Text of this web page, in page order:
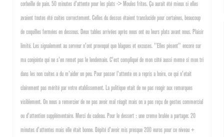
corbeille de pain. 50 minutes d'attente pour les plats -> Moules frites. Ça aurait été mieux si elles
avaient toutes été cuites correctement. Celles du dessus étaient translucide pour certaines, beaucoup
de coquilles fermées en dessous. Deux tables arrivées après nous ont eu leurs plats avant nous. Plaisir
limité. Les signalement au serveur n'ont provoqué que blagues et excuses. "Elles pèsent" encore sur
ma conjointe qui ne s'en remet pas le lendemain. C'est compliqué de mon côté aussi meme si mon tri
dans les non cuites a du m'aider un peu. Pour passer l'attente on a repris a boire, ce qui n'etait
clairement pas mérité par votre etablissement. La politique etait de ne pas reagir aux remarques
visiblement. On nous a remercier de ne pas avoir mal réagit mais on a pas reçu de gestes commercial
ou d'attention supplémentaire. Merci du cadeau. Pour le dessert : une creme brulée a partager. 20
minutes d'attentes mais elle était bonne. Dépité d'avoir mis presque 200 euros pour ce niveau +